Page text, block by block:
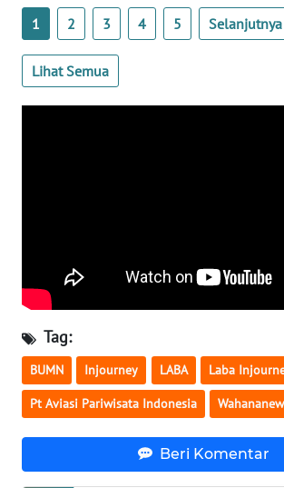
1 2 3 4 5 Selanjutnya
Lihat Semua
Tag:
BUMN Injourney LABA Laba
Pt Aviasi Pariwisata Indonesia
Beri Komentar
WN
NTT
WN
WN
WN
SERAMBI